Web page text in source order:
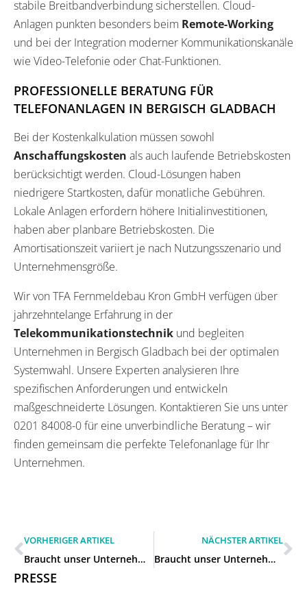
stabile Breitbandverbindung sicherstellen. Cloud-
Anlagen punkten besonders beim Remote-Working
und bei der Integration moderner Kommunikationskanäle
wie Video-Telefonie oder Chat-Funktionen.
PROFESSIONELLE BERATUNG FÜR
TELEFONANLAGEN IN BERGISCH GLADBACH
Bei der Kostenkalkulation müssen sowohl
Anschaffungskosten als auch laufende Betriebskosten
berücksichtigt werden. Cloud-Lösungen haben
niedrigere Startkosten, dafür monatliche Gebühren.
Lokale Anlagen erfordern höhere Initialinvestitionen,
haben aber planbare Betriebskosten. Die
Amortisationszeit variiert je nach Nutzungsszenario und
Unternehmensgröße.
Wir von TFA Fernmeldebau Kron GmbH verfügen über
jahrzehntelange Erfahrung in der
Telekommunikationstechnik und begleiten
Unternehmen in Bergisch Gladbach bei der optimalen
Systemwahl. Unsere Experten analysieren Ihre
spezifischen Anforderungen und entwickeln
maßgeschneiderte Lösungen. Kontaktieren Sie uns unter
0201 84008-0 für eine unverbindliche Beratung – wir
finden gemeinsam die perfekte Telefonanlage für Ihr
Unternehmen.
VORHERIGER ARTIKEL
Braucht unser Unternehmen eine Cloud-Telefonanlage oder eine lokale Lösung in Frechen?
NÄCHSTER ARTIKEL
Braucht unser Unternehmen eine Cloud-Telefonanlage oder eine lokale Lösung in Köln?
PRESSE